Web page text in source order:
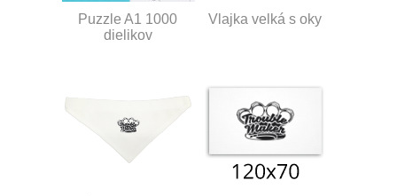
Puzzle A1 1000
dielikov
Vlajka velká s oky